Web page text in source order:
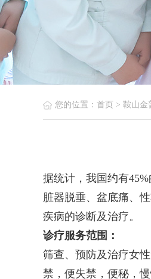
您的位置： 首页 > 鞍山金
据统计，我国约有
脏器脱垂、盆底痛、
疾病的诊断及治疗。
诊疗服务范围：
筛查、预防及治疗女
禁，便失禁，便秘，